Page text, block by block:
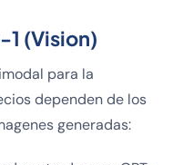
1 (Vision)
para la
dependen de los
generadas: